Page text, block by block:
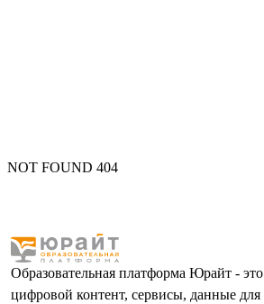
NOT FOUND 404
Образовательная платформа Юрайт - это
цифровой контент, сервисы, данные для